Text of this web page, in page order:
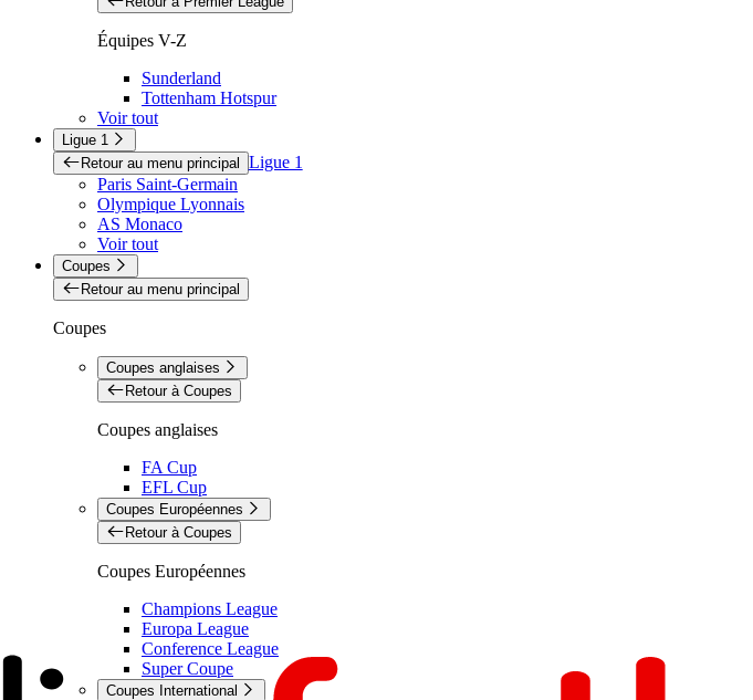
Équipes V-Z
Sunderland
Tottenham Hotspur
Voir tout
Ligue 1
Retour au menu principal Ligue 1
Paris Saint-Germain
Olympique Lyonnais
AS Monaco
Voir tout
Coupes
Retour au menu principal
Coupes
Coupes anglaises
Retour à Coupes
Coupes anglaises
FA Cup
EFL Cup
Coupes Européennes
Retour à Coupes
Coupes Européennes
Champions League
Europa League
Conference League
Super Coupe
Coupes International